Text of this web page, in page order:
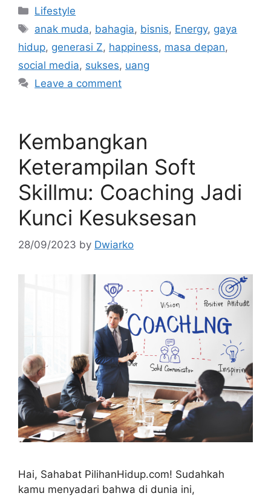
Categories
Lifestyle
Tags
anak muda, bahagia, bisnis, Energy, gaya
hidup, generasi Z, happiness, masa depan,
social media, sukses, uang
Leave a comment
Kembangkan
Keterampilan Soft
Skillmu: Coaching Jadi
Kunci Kesuksesan
28/09/2023 by Dwiarko
Hai, Sahabat PilihanHidup.com! Sudahkah
kamu menyadari bahwa di dunia ini,